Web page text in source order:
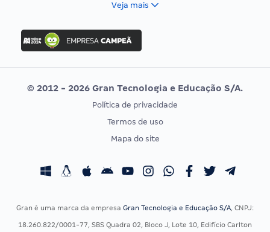
Concurso Ibama
Concurso MPU
Editais publicados
Vunesp
CONCURSOS POR PROFISSÃO
Concursos Fiscais
EXAME DE ORDEM
Calendário OAB
Veja mais
© 2012 - 2026 Gran Tecnologia e Educação S/A.
Política de privacidade
Termos de uso
Mapa do site
Gran é uma marca da empresa Gran Tecnologia e Educação S/A, CNPJ:
18.260.822/0001-77, SBS Quadra 02, Bloco J, Lote 10, Edifício Carlton